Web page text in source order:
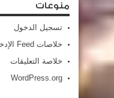
منوعات
تسجيل الدخول
خلاصات Feed الإدخالات
خلاصة التعليقات
WordPress.org